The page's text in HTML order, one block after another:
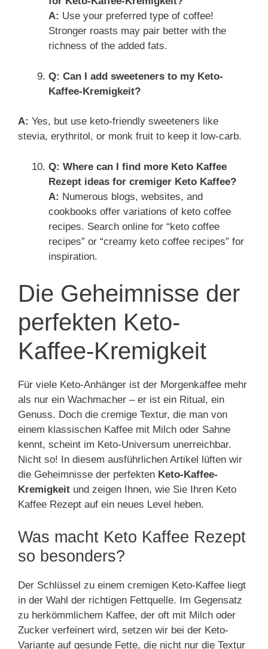
A: Use your preferred type of coffee!
Stronger roasts may pair better with the
richness of the added fats.
Q: Can I add sweeteners to my Keto-
Kaffee-Kremigkeit?
A: Yes, but use keto-friendly sweeteners like
stevia, erythritol, or monk fruit to keep it low-carb.
Q: Where can I find more Keto Kaffee
Rezept ideas for cremiger Keto Kaffee?
A: Numerous blogs, websites, and
cookbooks offer variations of keto coffee
recipes. Search online for “keto coffee
recipes” or “creamy keto coffee recipes” for
inspiration.
Die Geheimnisse der
perfekten Keto-
Kaffee-Kremigkeit
Für viele Keto-Anhänger ist der Morgenkaffee mehr
als nur ein Wachmacher – er ist ein Ritual, ein
Genuss. Doch die cremige Textur, die man von
einem klassischen Kaffee mit Milch oder Sahne
kennt, scheint im Keto-Universum unerreichbar.
Nicht so! In diesem ausführlichen Artikel lüften wir
die Geheimnisse der perfekten Keto-Kaffee-
Kremigkeit und zeigen Ihnen, wie Sie Ihren Keto
Kaffee Rezept auf ein neues Level heben.
Was macht Keto Kaffee Rezept
so besonders?
Der Schlüssel zu einem cremigen Keto-Kaffee liegt
in der Wahl der richtigen Fettquelle. Im Gegensatz
zu herkömmlichem Kaffee, der oft mit Milch oder
Zucker verfeinert wird, setzen wir bei der Keto-
Variante auf gesunde Fette, die nicht nur die Textur